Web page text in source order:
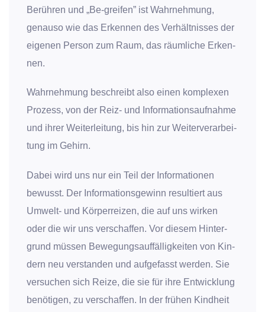
Berüh­ren und „Be-grei­fen” ist Wahr­neh­mung,
genau­so wie das Erken­nen des Ver­hält­nis­ses der
eige­nen Per­son zum Raum, das räum­li­che Erken­
nen.
Wahr­neh­mung beschreibt also einen kom­ple­xen
Pro­zess, von der Reiz- und Infor­ma­ti­ons­auf­nah­me
und ihrer Wei­ter­lei­tung, bis hin zur Wei­ter­ver­ar­bei­
tung im Gehirn.
Dabei wird uns nur ein Teil der Infor­ma­tio­nen
bewusst. Der Infor­ma­ti­ons­ge­winn resul­tiert aus
Umwelt- und Kör­per­rei­zen, die auf uns wir­ken
oder die wir uns ver­schaf­fen. Vor die­sem Hin­ter­
grund müs­sen Bewe­gungs­auf­fäl­lig­kei­ten von Kin­
dern neu ver­stan­den und auf­ge­fasst wer­den. Sie
ver­su­chen sich Rei­ze, die sie für ihre Ent­wick­lung
benö­ti­gen, zu ver­schaf­fen. In der frü­hen Kind­heit